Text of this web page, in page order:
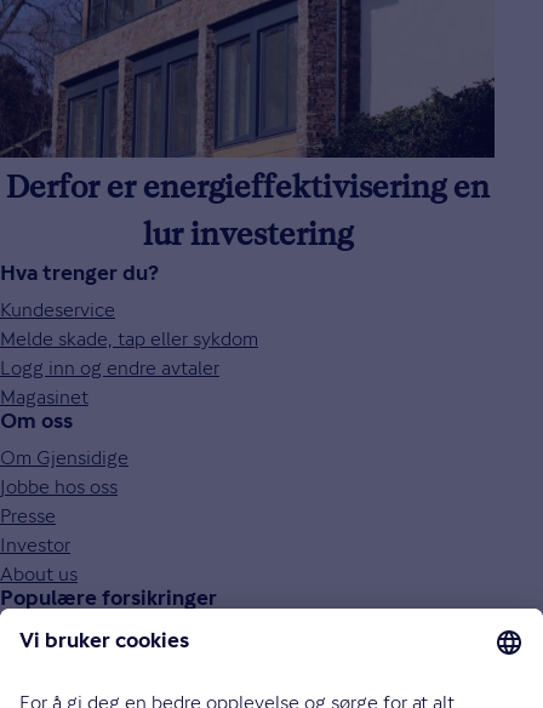
Derfor er energieffektivisering en
lur investering
Hva trenger du?
Kundeservice
Melde skade, tap eller sykdom
Logg inn og endre avtaler
Magasinet
Om oss
Om Gjensidige
Jobbe hos oss
Presse
Investor
About us
Populære forsikringer
Bilforsikring
Innboforsikring